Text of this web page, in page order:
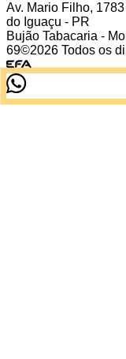
Av. Mario Filho, 1783
do Iguaçu - PR
Bujão Tabacaria -
69©2026 Todos os